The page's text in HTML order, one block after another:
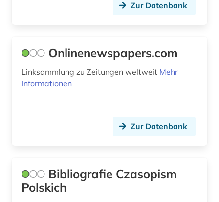
newsletter (1)
Zur Datenbank
Onlinenewspapers.com
Linksammlung zu Zeitungen weltweit Mehr
Informationen
Zur Datenbank
Bibliografie Czasopism
Polskich